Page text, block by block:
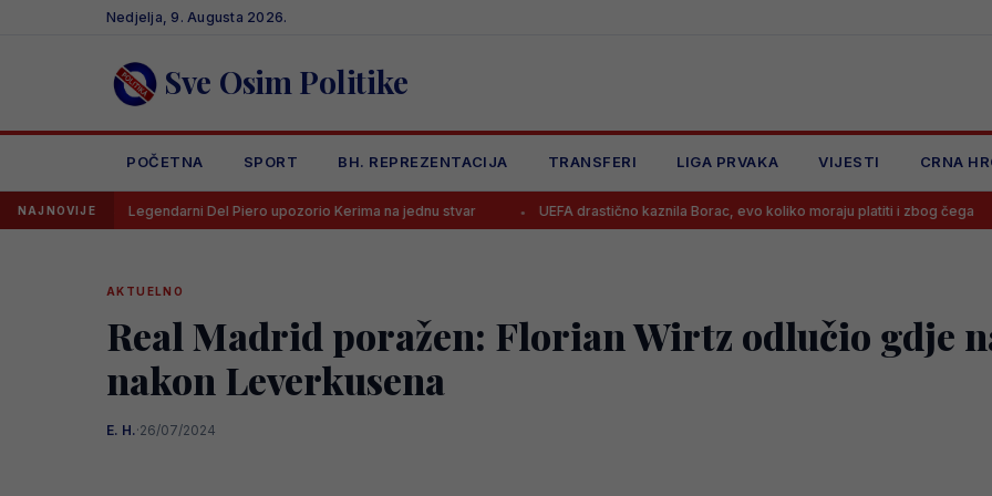
Nedjelja, 9. Augusta 2026.
Sve Osim Politike
POČETNA SPORT BH. REPREZENTACIJA TRANSFERI LIGA PRVAKA VIJESTI CRNA
NAJNOVIJE
Legendarni Del Piero upozorio Kerima na jednu stvar UEFA drastično kaznila Borac, evo koliko moraju platiti i zbog čega
AKTUELNO
Real Madrid poražen: Florian Wirtz odlučio gdje
nakon Leverkusena
E. H.·26/07/2024